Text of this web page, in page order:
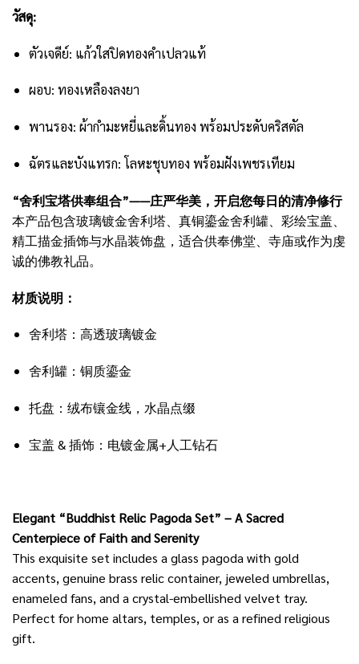
วัสดุ:
ตัวเจดีย์: แก้วใสปิดทองคำเปลวแท้
ผอบ: ทองเหลืองลงยา
พานรอง: ผ้ากำมะหยี่และดิ้นทอง พร้อมประดับคริสตัล
ฉัตรและบังแทรก: โลหะชุบทอง พร้อมฝังเพชรเทียม
“舍利宝塔供奉组合”——庄严华美，开启您每日的清净修行
本产品包含玻璃镀金舍利塔、真铜鎏金舍利罐、彩绘宝盖、
精工描金插饰与水晶装饰盘，适合供奉佛堂、寺庙或作为虔
诚的佛教礼品。
材质说明：
舍利塔：高透玻璃镀金
舍利罐：铜质鎏金
托盘：绒布镶金线，水晶点缀
宝盖 & 插饰：电镀金属+人工钻石
Elegant “Buddhist Relic Pagoda Set” – A Sacred
Centerpiece of Faith and Serenity
This exquisite set includes a glass pagoda with gold
accents, genuine brass relic container, jeweled umbrellas,
enameled fans, and a crystal-embellished velvet tray.
Perfect for home altars, temples, or as a refined religious
gift.